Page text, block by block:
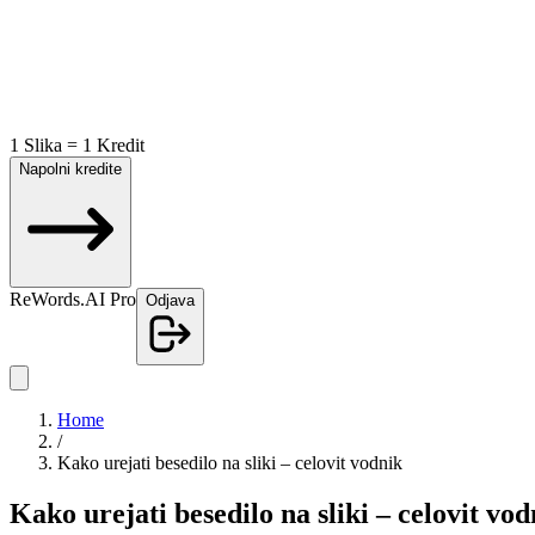
1 Slika = 1 Kredit
Napolni kredite
ReWords.AI Pro Odjava
Home
/
Kako urejati besedilo na sliki – celovit vodnik
Kako urejati besedilo na sliki – celovit